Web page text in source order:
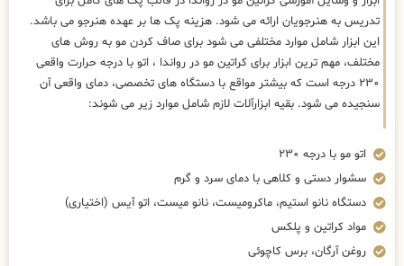
تدریس به هنرجویان ارائه می شود. هزینه پک ها بر عهده هنرجو می باشد.
این ابزار شامل موارد مختلفی می شود برای صاف کردن مو به روش های
مختلف، مهم ترین ابزار برای کراتین مو در رواندا ، اتو با درجه حرارت واقعی
۲۳۰ درجه است که بیشتر مواقع با دستگاه های تخصصی، دمای واقعی آن
سنجیده می شود. بقیه ابزارآلات لازم شامل موارد زیر می شوند:
اتو مو با درجه ۲۳۰
سشوار دستی و کلاهی با دمای سرد و گرم
دستگاه نانو استیم، ماکرومیست، نانو میست، اتو آیس (اختیاری)
مواد کراتین و پلکس
روغن آرگان، برس کاچوئی